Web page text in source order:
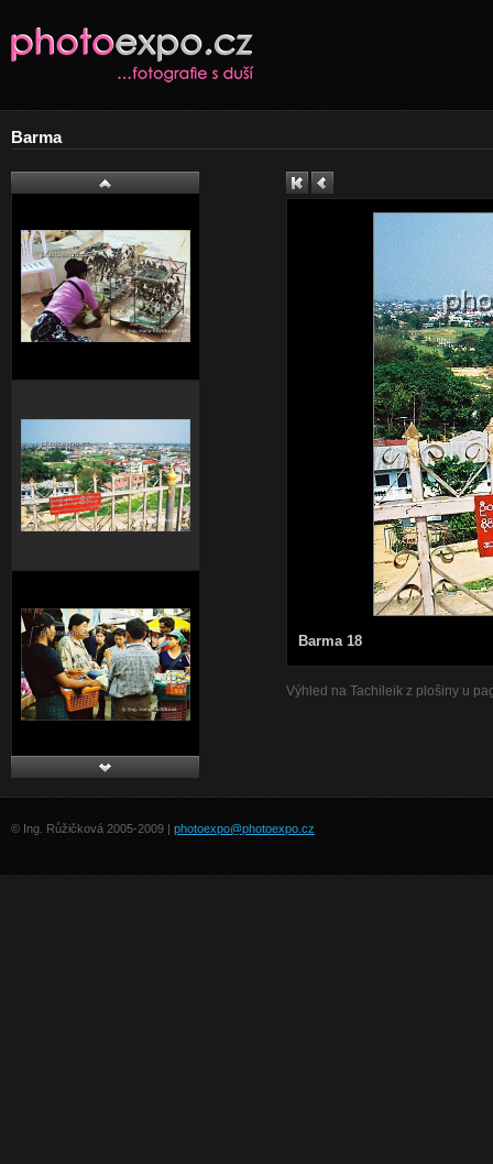
Barma
Barma 18
Výhled na Tachileik z plošiny u
© Ing. Růžičková 2005-2009 | photoexpo@photoexpo.cz